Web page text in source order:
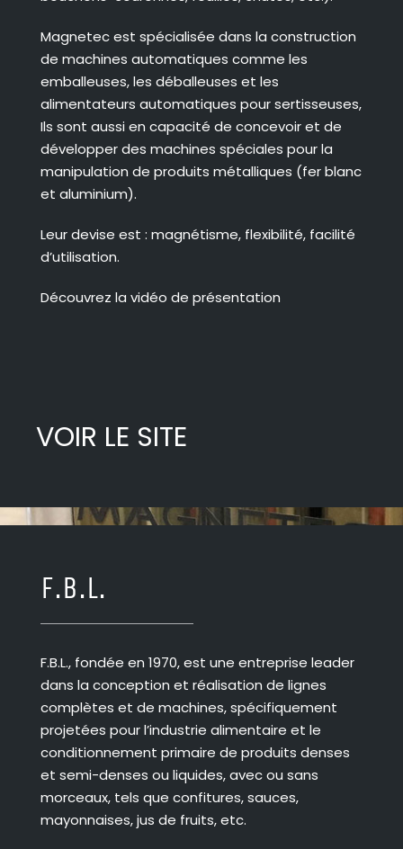
Magnetec est spécialisée dans la construction
de machines automatiques comme les
emballeuses, les déballeuses et les
alimentateurs automatiques pour sertisseuses,
Ils sont aussi en capacité de concevoir et de
développer des machines spéciales pour la
manipulation de produits métalliques (fer blanc
et aluminium).
Leur devise est : magnétisme, flexibilité, facilité
d’utilisation.
Découvrez la vidéo de présentation
VOIR LE SITE
F.B.L.
F.B.L., fondée en 1970, est une entreprise leader
dans la conception et réalisation de lignes
complètes et de machines, spécifiquement
projetées pour l’industrie alimentaire et le
conditionnement primaire de produits denses
et semi-denses ou liquides, avec ou sans
morceaux, tels que confitures, sauces,
mayonnaises, jus de fruits, etc.